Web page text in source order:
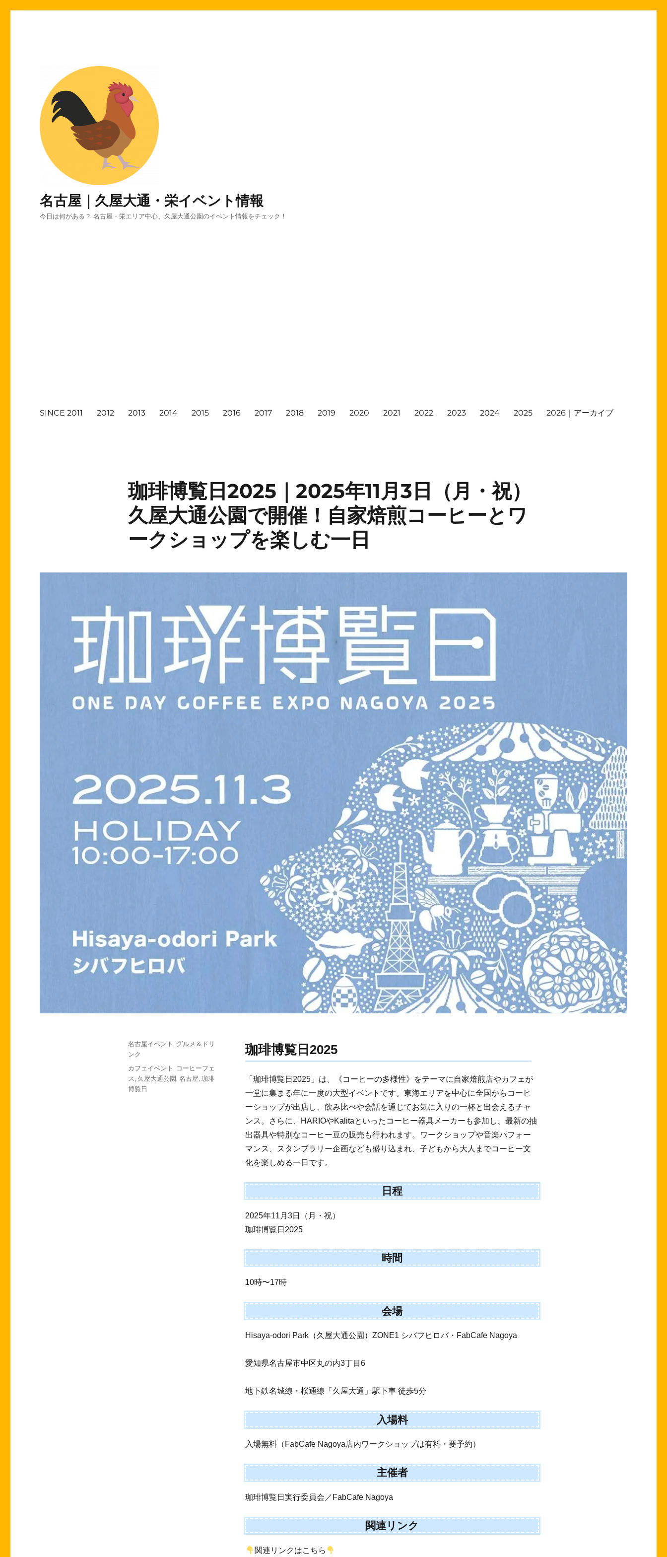
名古屋｜久屋大通・栄イベント情報
今日は何がある？ 名古屋・栄エリア中心、久屋大通公園のイベント情報をチェック！
SINCE 2011 2012 2013 2014 2015 2016 2017 2018 2019 2020 2021 2022 2023 2024 2025 2026｜アーカイブ
珈琲博覧日2025｜2025年11月3日（月・祝）
久屋大通公園で開催！自家焙煎コーヒーとワ
ークショップを楽しむ一日
珈琲博覧日2025
「珈琲博覧日2025」は、《コーヒーの多様性》をテーマに自家焙煎店やカフェが
一堂に集まる年に一度の大型イベントです。東海エリアを中心に全国からコーヒ
ーショップが出店し、飲み比べや会話を通じてお気に入りの一杯と出会えるチャ
ンス。さらに、HARIOやKalitaといったコーヒー器具メーカーも参加し、最新の抽
出器具や特別なコーヒー豆の販売も行われます。ワークショップや音楽パフォー
マンス、スタンプラリー企画なども盛り込まれ、子どもから大人までコーヒー文
化を楽しめる一日です。
日程
2025年11月3日（月・祝）
珈琲博覧日2025
時間
10時〜17時
会場
Hisaya-odori Park（久屋大通公園）ZONE1 シバフヒロバ・FabCafe Nagoya
愛知県名古屋市中区丸の内3丁目6
地下鉄名城線・桜通線「久屋大通」駅下車 徒歩5分
入場料
入場無料（FabCafe Nagoya店内ワークショップは有料・要予約）
主催者
珈琲博覧日実行委員会／FabCafe Nagoya
関連リンク
関連リンクはこちら
投
カ
テ
ー
名古屋イベント , グルメ＆ドリ
ンク
タ
グ
カフェイベント , コーヒーフェ
ス, 久屋大通公園, 名古屋, 珈琲
博覧日